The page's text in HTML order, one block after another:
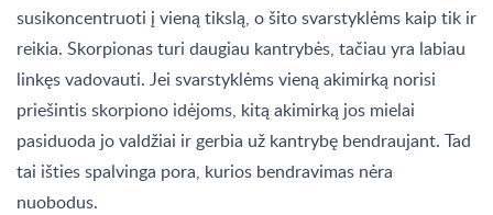
susikoncentruoti į vieną tikslą, o šito svarstyklėms kaip tik ir
reikia. Skorpionas turi daugiau kantrybės, tačiau yra labiau
linkęs vadovauti. Jei svarstyklėms vieną akimirką norisi
priešintis skorpiono idėjoms, kitą akimirką jos mielai
pasiduoda jo valdžiai ir gerbia už kantrybę bendraujant. Tad
tai išties spalvinga pora, kurios bendravimas nėra
nuobodus.